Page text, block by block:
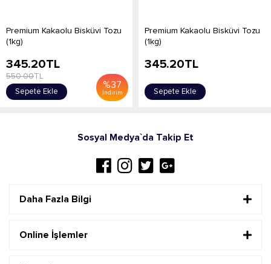
Premium Kakaolu Bisküvi Tozu
(1kg)
%37
İndirim
345.20TL
550.00TL
Sepete Ekle
Premium Kakaolu Bisküvi Tozu
(1kg)
345.20TL
Sepete Ekle
Sosyal Medya`da Takip Et
Daha Fazla Bilgi
Online İşlemler